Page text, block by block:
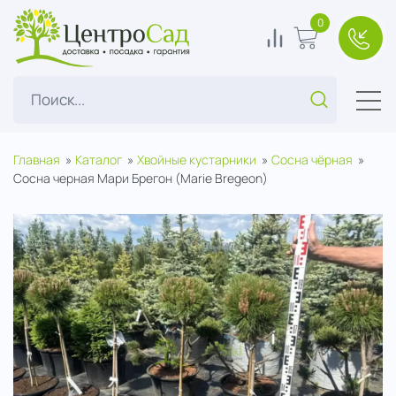
ЦентроСад
Поиск...
0 В корзину
0
Главная Каталог Хвойные кустарники
Сосна чёрная
Сосна черная Мари Брегон (Marie Bregeon)